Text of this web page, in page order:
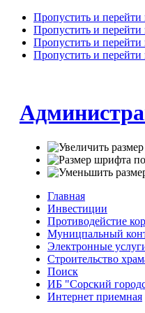
Пропустить и перейти
Пропустить и перейти
Пропустить и перейти
Пропустить и перейти
Главная
Инвестиции
Противодейстие
Муницпальный
Электронные
Строительство
Поиск
ИБ "Сорский
Интернет приемная